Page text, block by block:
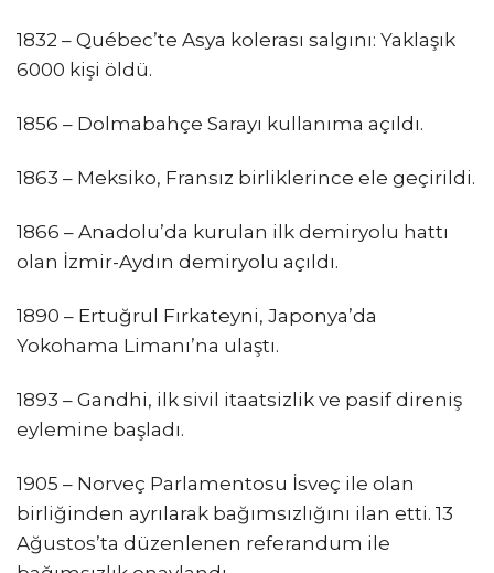
1832 – Québec’te Asya kolerası salgını: Yaklaşık
6000 kişi öldü.
1856 – Dolmabahçe Sarayı kullanıma açıldı.
1863 – Meksiko, Fransız birliklerince ele geçirildi.
1866 – Anadolu’da kurulan ilk demiryolu hattı
olan İzmir-Aydın demiryolu açıldı.
1890 – Ertuğrul Fırkateyni, Japonya’da
Yokohama Limanı’na ulaştı.
1893 – Gandhi, ilk sivil itaatsizlik ve pasif direniş
eylemine başladı.
1905 – Norveç Parlamentosu İsveç ile olan
birliğinden ayrılarak bağımsızlığını ilan etti. 13
Ağustos’ta düzenlenen referandum ile